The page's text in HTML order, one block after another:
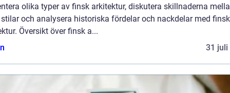
olika typer av finsk arkitektur, diskutera skillnaderna
och analysera historiska fördelar och nackdelar med finsk
Översikt över finsk a...
31 juli